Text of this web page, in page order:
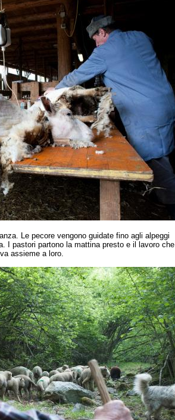
Le pecore vengono guidate fino agli alpeggi
I pastori partono la mattina presto e il lavoro che
assieme a loro.